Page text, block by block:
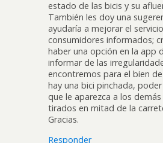
estado de las bicis y su
También les doy una
ayudaría a mejorar el
consumidores informados;
haber una opción en la app
informar de las
encontremos para el bien
hay una bici pinchada,
que le aparezca a los
tirados en mitad de la
Gracias.
Responder